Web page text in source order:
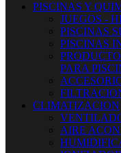
PISCINAS Y
JUEGOS -
PISCINAS
PISCINAS
PARA
CLIMATIZACION
AIRE